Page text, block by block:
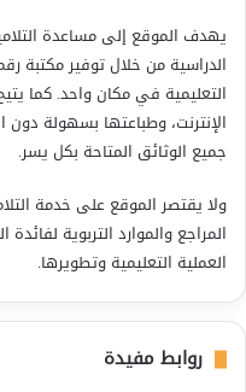
يهدف الموقع إلى مساعدة
الدراسية من خلال توفير مكتبة
التعليمية في مكان واحد. كما
الإنترنت، وطباعتها بسهولة دون
جميع الوثائق المتاحة بكل يسر.
ولا يقتصر الموقع على خدمة
المراجع والموارد التربوية
العملية التعليمية وتطويرها.
روابط مفيدة